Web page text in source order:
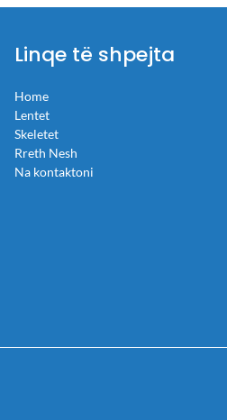
Linqe të shpejta
Home
Lentet
Skeletet
Rreth Nesh
Na kontaktoni